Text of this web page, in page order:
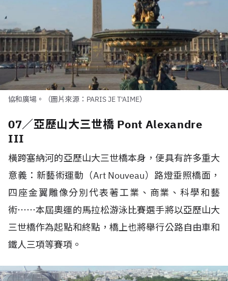
協和廣場。（圖片來源：PARIS JE T'AIME）
07／亞歷山大三世橋 Pont Alexandre
III
橫跨塞納河的亞歷山大三世橋本身，便具有許多重大
意義：新藝術運動（Art Nouveau）路燈垂照橋面，
四座金翼雕像分別代表著工業、商業、科學和藝
術⋯⋯本屆奧運的馬拉松游泳比賽選手將以亞歷山大
三世橋作為起點和終點，橋上也將舉行公路自由車和
鐵人三項等賽項。